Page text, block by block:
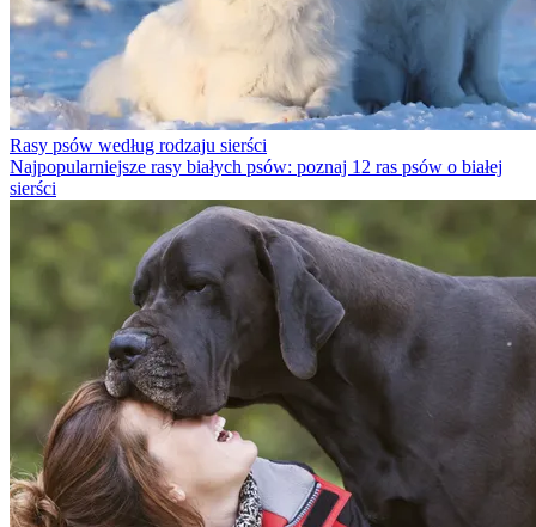
Rasy psów według rodzaju sierści
Najpopularniejsze rasy białych psów: poznaj 12 ras psów o białej
sierści